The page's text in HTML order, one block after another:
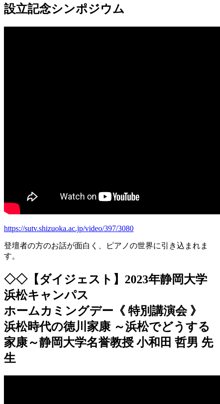
設立記念シンポジウム
https://sutv.shizuoka.ac.jp/video/397/3080
登壇者の方のお話が面白く、ピアノの世界に引き込まれま
す。
◇◇【ダイジェスト】2023年静岡大学
浜松キャンパス
ホームカミングデー《 特別講演会 》
浜松時代の徳川家康 ～浜松でどうする
家康～静岡大学名誉教授 小和田 哲男 先
生